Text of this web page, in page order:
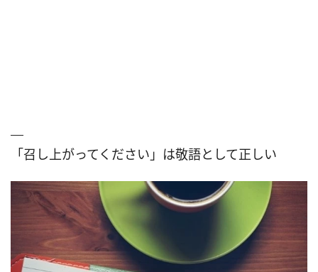
「召し上がってください」は敬語として正しい